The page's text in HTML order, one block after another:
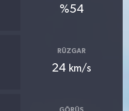
%54
RÜZGAR
24 km/s